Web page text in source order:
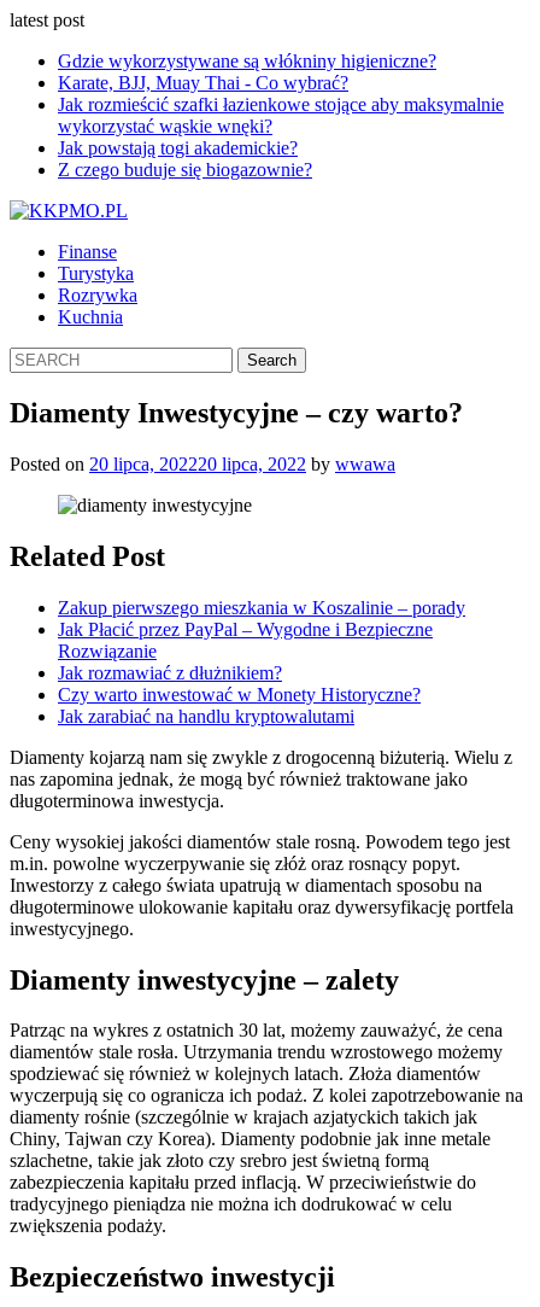
latest post
Gdzie wykorzystywane są włókniny higieniczne?
Karate, BJJ, Muay Thai - Co wybrać?
Jak rozmieścić szafki łazienkowe stojące aby maksymalnie
wykorzystać wąskie wnęki?
Jak powstają togi akademickie?
Z czego buduje się biogazownie?
Finanse
Turystyka
Rozrywka
Kuchnia
Diamenty Inwestycyjne – czy warto?
Posted on 20 lipca, 202220 lipca, 2022 by wwawa
Related Post
Zakup pierwszego mieszkania w Koszalinie – porady
Jak Płacić przez PayPal – Wygodne i Bezpieczne
Rozwiązanie
Jak rozmawiać z dłużnikiem?
Czy warto inwestować w Monety Historyczne?
Jak zarabiać na handlu kryptowalutami
Diamenty kojarzą nam się zwykle z drogocenną biżuterią. Wielu z
nas zapomina jednak, że mogą być również traktowane jako
długoterminowa inwestycja.
Ceny wysokiej jakości diamentów stale rosną. Powodem tego jest
m.in. powolne wyczerpywanie się złóż oraz rosnący popyt.
Inwestorzy z całego świata upatrują w diamentach sposobu na
długoterminowe ulokowanie kapitału oraz dywersyfikację portfela
inwestycyjnego.
Diamenty inwestycyjne – zalety
Patrząc na wykres z ostatnich 30 lat, możemy zauważyć, że cena
diamentów stale rosła. Utrzymania trendu wzrostowego możemy
spodziewać się również w kolejnych latach. Złoża diamentów
wyczerpują się co ogranicza ich podaż. Z kolei zapotrzebowanie na
diamenty rośnie (szczególnie w krajach azjatyckich takich jak
Chiny, Tajwan czy Korea). Diamenty podobnie jak inne metale
szlachetne, takie jak złoto czy srebro jest świetną formą
zabezpieczenia kapitału przed inflacją. W przeciwieństwie do
tradycyjnego pieniądza nie można ich dodrukować w celu
zwiększenia podaży.
Bezpieczeństwo inwestycji